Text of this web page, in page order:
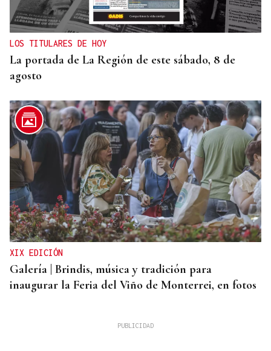
LOS TITULARES DE HOY
La portada de La Región de este sábado, 8 de
agosto
XIX EDICIÓN
Galería | Brindis, música y tradición para
inaugurar la Feria del Viño de Monterrei, en fotos